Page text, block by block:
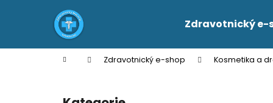
Zdravotnický e-
Domů Zdravotnický e-shop Kosmetika a
Přeskočit
í
Zpět
do
Zpět
do